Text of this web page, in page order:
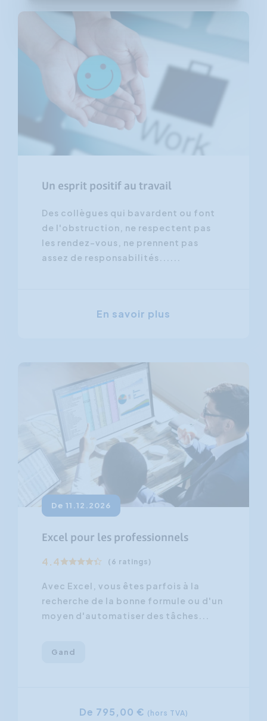
Un esprit positif au travail
Des collègues qui bavardent ou font
de l'obstruction, ne respectent pas
les rendez-vous, ne prennent pas
assez de responsabilités......
En savoir plus
De 11.12.2026
Excel pour les professionnels
4.4 (6 ratings)
Avec Excel, vous êtes parfois à la
recherche de la bonne formule ou d'un
moyen d'automatiser des tâches...
Gand
De 795,00 € (hors TVA)